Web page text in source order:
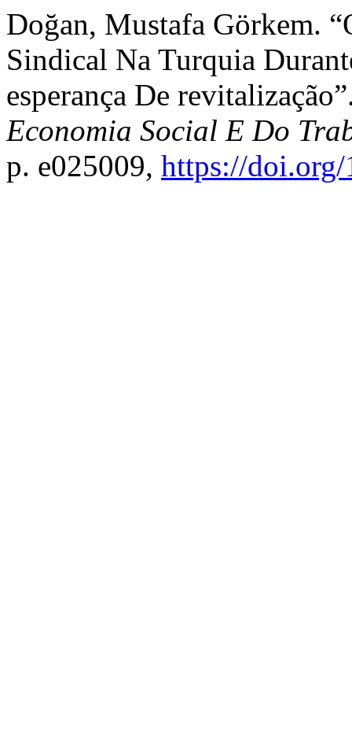
Doğan, Mustafa Görkem.
Sindical Na Turquia
esperança De
Economia Social E Do
p. e025009, https://